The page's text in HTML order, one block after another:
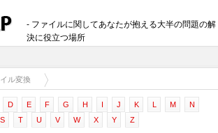
- ファイルに関してあなたが抱える大半の問題の解
決に役立つ場所
ー
ル変換
D E F G H I J K L M
N
S T U V W X Y Z